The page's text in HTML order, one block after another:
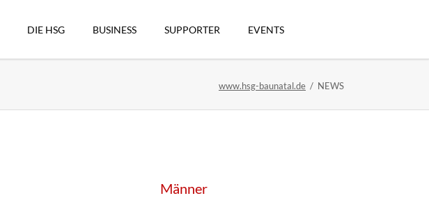
DIE HSG BUSINESS SUPPORTER EVENTS
www.hsg-baunatal.de NEWS
Männer